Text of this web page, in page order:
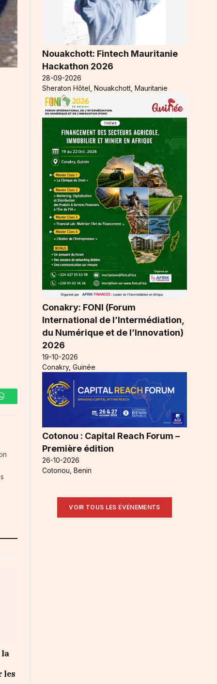
WhatsApp
la
les
Nouakchott: Fintech Mauritanie
Hackathon 2026
28-09-2026
Sheraton Hôtel, Nouakchott, Mauritanie
Conakry: FONI (Forum
International de l’Intermédiation,
du Numérique et de l’Innovation)
2026
19-10-2026
Conakry, Guinée
Cotonou : Capital Reach Forum –
Première édition
26-10-2026
Cotonou, Benin
VOIR TOUS LES ÉVÉNEMENTS